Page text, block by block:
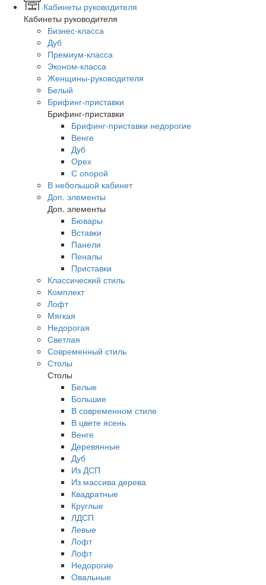
Кабинеты руководителя
Кабинеты руководителя
Бизнес-класса
Дуб
Премиум-класса
Эконом-класса
Женщины-руководителя
Белый
Брифинг-приставки
Брифинг-приставки
Брифинг-приставки недорогие
Венге
Дуб
Орех
С опорой
В небольшой кабинет
Доп. элементы
Доп. элементы
Бювары
Вставки
Панели
Пеналы
Приставки
Классический стиль
Комплект
Лофт
Мягкая
Недорогая
Светлая
Современный стиль
Столы
Столы
Белые
Большие
В современном стиле
В цвете ясень
Венге
Деревянные
Дуб
Из ДСП
Из массива дерева
Квадратные
Круглые
ЛДСП
Левые
Лофт
Лофт
Недорогие
Овальные